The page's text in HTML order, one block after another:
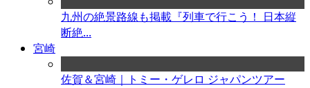
九州の絶景路線も掲載『列車で行こう！ 日本縦
断絶...
宮崎
佐賀＆宮崎｜トミー・ゲレロ ジャパンツアー